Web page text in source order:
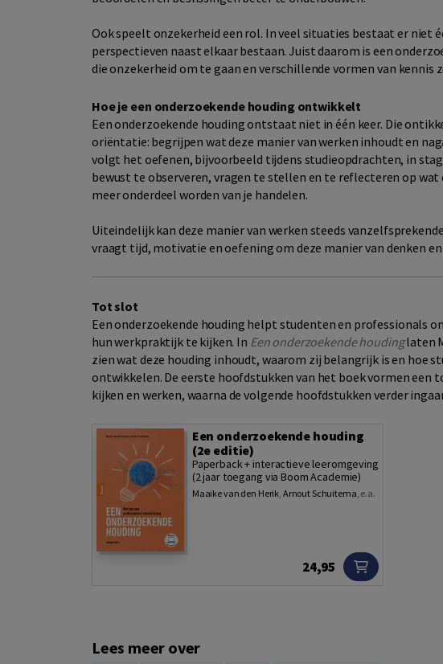
Ook speelt onzekerheid een rol. In veel situaties bestaat er niet
perspectieven naast elkaar bestaan. Juist daarom is een
die onzekerheid om te gaan en verschillende vormen van kennis
Hoe je een onderzoekende houding ontwikkelt
Een onderzoekende houding ontstaat niet in één keer. Die
oriëntatie: begrijpen wat deze manier van werken inhoudt en
volgt het oefenen, bijvoorbeeld tijdens studieopdrachten, in
bewust te observeren, vragen te stellen en te reflecteren op
meer onderdeel worden van je handelen.
Uiteindelijk kan deze manier van werken steeds
vraagt tijd, motivatie en oefening om deze manier van denken
Tot slot
Een onderzoekende houding helpt studenten en professionals
hun werkpraktijk te kijken. In Een onderzoekende houdinglaten
zien wat deze houding inhoudt, waarom zij belangrijk is en hoe
ontwikkelen. De eerste hoofdstukken van het boek vormen een
kijken en werken, waarna de volgende hoofdstukken verder
Een onderzoekende houding
(2e editie)
Maaike van den Herik Arnout Schuitema e.a.
Paperback + interactieve leeromgeving
(2 jaar toegang via Boom Academie)
24,95
Lees meer over